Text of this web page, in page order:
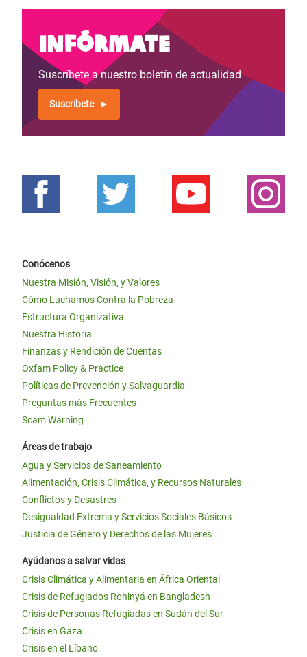
Infórmate
Suscríbete a nuestro boletín de actualidad
Suscríbete
Conócenos
Nuestra Misión, Visión, y Valores
Cómo Luchamos Contra la Pobreza
Estructura Organizativa
Nuestra Historia
Finanzas y Rendición de Cuentas
Oxfam Policy & Practice
Políticas de Prevención y Salvaguardia
Preguntas más Frecuentes
Scam Warning
Áreas de trabajo
Agua y Servicios de Saneamiento
Alimentación, Crisis Climática, y Recursos Naturales
Conflictos y Desastres
Desigualdad Extrema y Servicios Sociales Básicos
Justicia de Género y Derechos de las Mujeres
Ayúdanos a salvar vidas
Crisis Climática y Alimentaria en África Oriental
Crisis de Refugiados Rohinyá en Bangladesh
Crisis de Personas Refugiadas en Sudán del Sur
Crisis en Gaza
Crisis en el Líbano